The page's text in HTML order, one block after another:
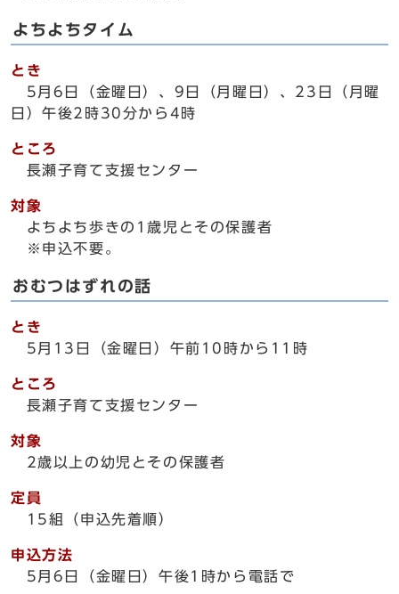
よちよちタイム
とき
5月6日（金曜日）、9日（月曜日）、23日（月曜
日）午後2時30分から4時
ところ
長瀬子育て支援センター
対象
よちよち歩きの1歳児とその保護者
※申込不要。
おむつはずれの話
とき
5月13日（金曜日）午前10時から11時
ところ
長瀬子育て支援センター
対象
2歳以上の幼児とその保護者
定員
15組（申込先着順）
申込方法
5月6日（金曜日）午後1時から電話で